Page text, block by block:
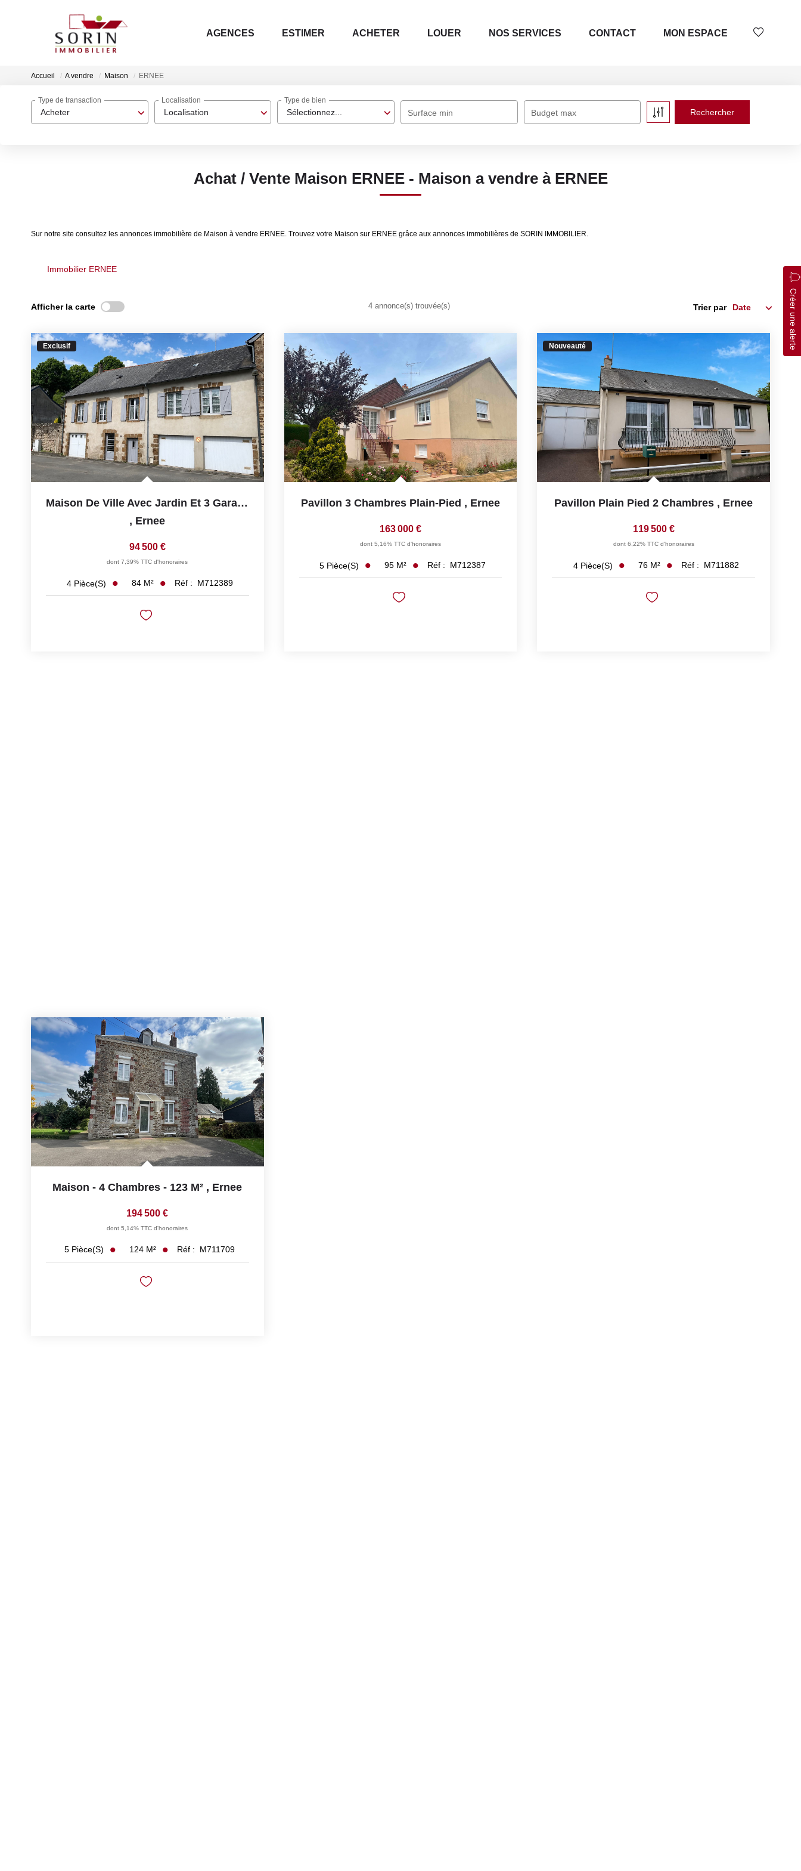
AGENCES ESTIMER ACHETER LOUER NOS SERVICES CONTACT MON ESPACE
Accueil A vendre Maison ERNEE
Acheter
Type de transaction
Localisation
Localisation
Sélectionnez...
Type de bien
Surface min Budget max
Achat / Vente Maison ERNEE - Maison a vendre à ERNEE
Sur notre site consultez les annonces immobilière de Maison à vendre ERNEE. Trouvez votre Maison sur ERNEE grâce aux annonces immobilières de SORIN IMMOBILIER.
Immobilier ERNEE
Créer une alerte
Afficher la carte 4 annonce(s) trouvée(s) Trier par
Exclusif
Maison De Ville Avec Jardin Et 3 Garages
, Ernee
94 500 €
dont 7,39% TTC d'honoraires
4 Pièce(s) 84 M² Réf : M712389
Pavillon 3 Chambres Plain-Pied , Ernee
163 000 €
dont 5,16% TTC d'honoraires
5 Pièce(s) 95 M² Réf : M712387
Nouveauté
Pavillon Plain Pied 2 Chambres , Ernee
119 500 €
dont 6,22% TTC d'honoraires
4 Pièce(s) 76 M² Réf : M711882
Maison - 4 Chambres - 123 M² , Ernee
194 500 €
dont 5,14% TTC d'honoraires
5 Pièce(s) 124 M² Réf : M711709